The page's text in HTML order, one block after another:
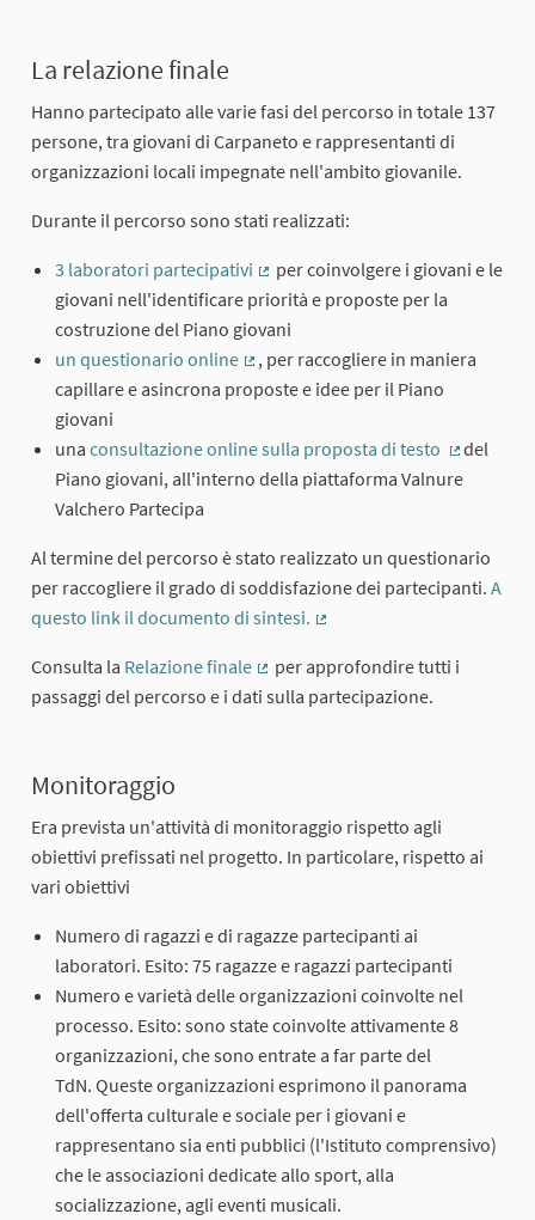
La relazione finale
Hanno partecipato alle varie fasi del percorso in totale 137
persone, tra giovani di Carpaneto e rappresentanti di
organizzazioni locali impegnate nell'ambito giovanile.
Durante il percorso sono stati realizzati:
3 laboratori partecipativi
(External link)
per coinvolgere i giovani e le
giovani nell'identificare priorità e proposte per la
costruzione del Piano giovani
un questionario online
(External link)
, per raccogliere in maniera
capillare e asincrona proposte e idee per il Piano
giovani
una consultazione online sulla proposta di testo
del
Piano giovani, all'interno della piattaforma Valnure
Valchero Partecipa
Al termine del percorso è stato realizzato un questionario
per raccogliere il grado di soddisfazione dei partecipanti. A
questo link il documento di sintesi.
Consulta la Relazione finale
(External link)
per approfondire tutti i
passaggi del percorso e i dati sulla partecipazione.
Monitoraggio
Era prevista un'attività di monitoraggio rispetto agli
obiettivi prefissati nel progetto. In particolare, rispetto ai
vari obiettivi
Numero di ragazzi e di ragazze partecipanti ai
laboratori. Esito: 75 ragazze e ragazzi partecipanti
Numero e varietà delle organizzazioni coinvolte nel
processo. Esito: sono state coinvolte attivamente 8
organizzazioni, che sono entrate a far parte del
TdN. Queste organizzazioni esprimono il panorama
dell'offerta culturale e sociale per i giovani e
rappresentano sia enti pubblici (l'Istituto comprensivo)
che le associazioni dedicate allo sport, alla
socializzazione, agli eventi musicali.